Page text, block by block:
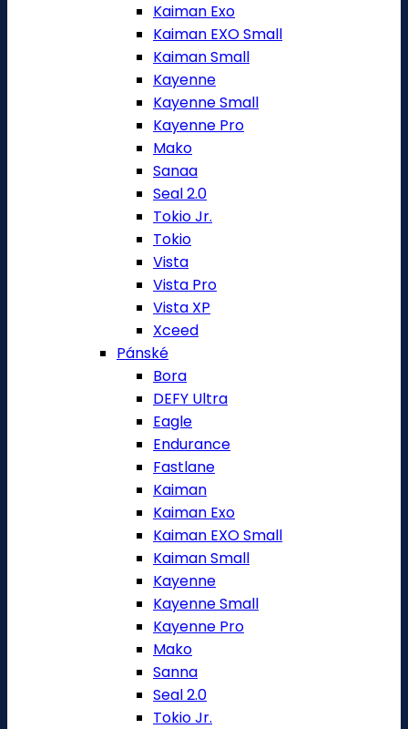
Kaiman Exo
Kaiman EXO Small
Kaiman Small
Kayenne
Kayenne Small
Kayenne Pro
Mako
Sanaa
Seal 2.0
Tokio Jr.
Tokio
Vista
Vista Pro
Vista XP
Xceed
Pánské
Bora
DEFY Ultra
Eagle
Endurance
Fastlane
Kaiman
Kaiman Exo
Kaiman EXO Small
Kaiman Small
Kayenne
Kayenne Small
Kayenne Pro
Mako
Sanna
Seal 2.0
Tokio Jr.